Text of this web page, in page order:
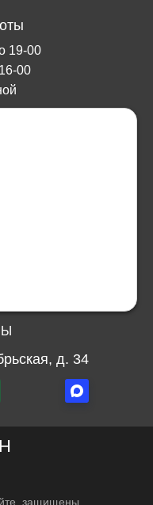
19-00
00
д. 34
защищены